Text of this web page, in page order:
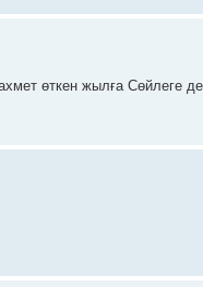
өткен жылға Сөйлеге де